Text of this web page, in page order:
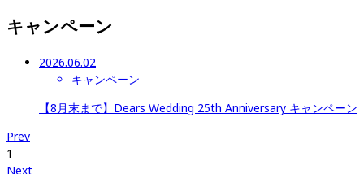
キャンペーン
2026.06.02
キャンペーン
【8月末まで】Dears Wedding 25th Anniversary キャンペーン
Prev
1
Next